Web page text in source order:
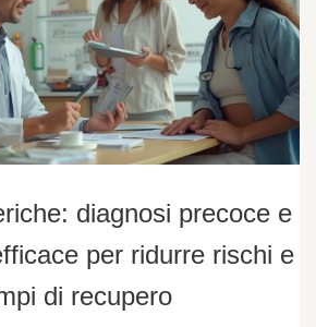
diagnosi precoce e
per ridurre rischi e
di recupero